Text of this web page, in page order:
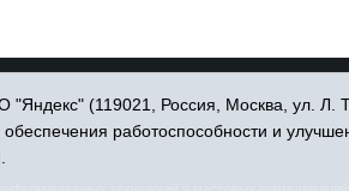
(119021, Россия, Москва, ул. Л.
работоспособности и